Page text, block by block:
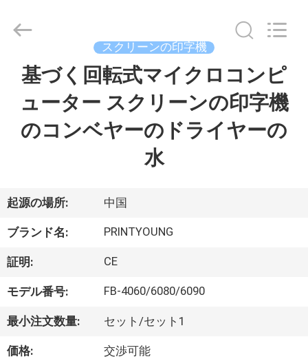
ク
ト
ビ
デ
2015
International
Industry
スクリーンの印字機
基づく回転式マイクロコンピ
ューター スクリーンの印字機
のコンベヤーのドライヤーの
水
起源の場所: 中国
ブランド名: PRINTYOUNG
証明: CE
モデル番号: FB-4060/6080/6090
最小注文数量: セット/セット1
価格: 交渉可能